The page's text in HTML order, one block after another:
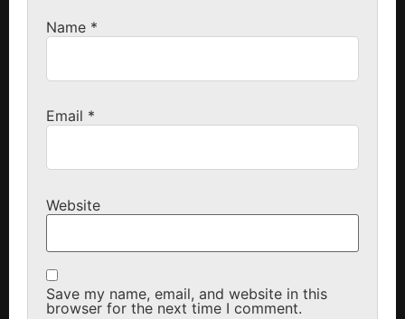
Name *
Email *
Website
Save my name, email, and website in this
browser for the next time I comment.